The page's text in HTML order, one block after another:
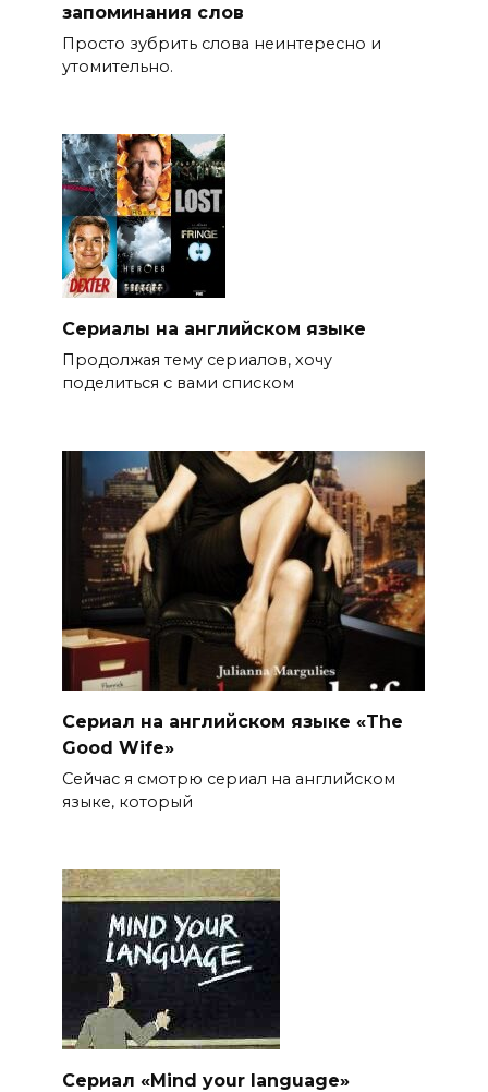
запоминания слов
Просто зубрить слова неинтересно и
утомительно.
Сериалы на английском языке
Продолжая тему сериалов, хочу
поделиться с вами списком
Сериал на английском языке «The
Good Wife»
Сейчас я смотрю сериал на английском
языке, который
Сериал «Mind your language»